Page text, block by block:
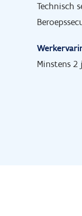
Technisch
Minstens